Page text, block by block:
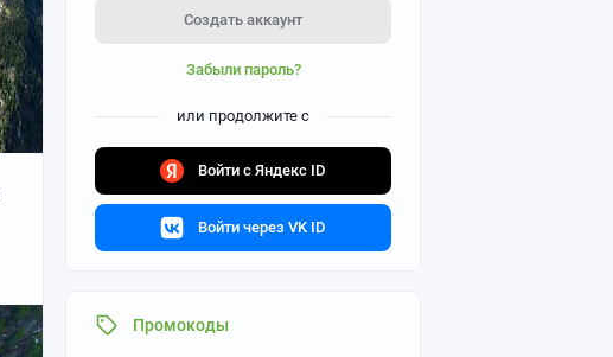
Создать аккаунт
Забыли пароль?
или продолжите с
Войти с Яндекс ID
Войти через VK ID
Промокоды